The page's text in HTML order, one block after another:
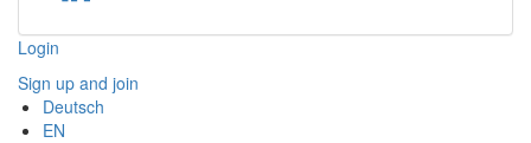
Login
Sign up and join
Deutsch
EN